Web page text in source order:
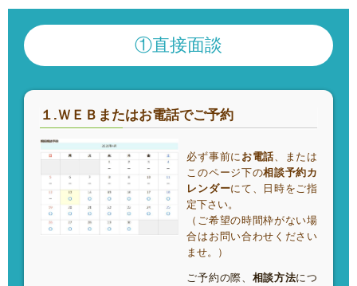
①直接面談
１.ＷＥＢまたはお電話でご予約
必ず事前に お電話、または
このページ下の相談予約カ
レンダーにて、日時をご指
定下さい。
（ご希望の時間枠がない場
合はお問い合わせください
ませ。）
ご予約の際、 相談方法につ